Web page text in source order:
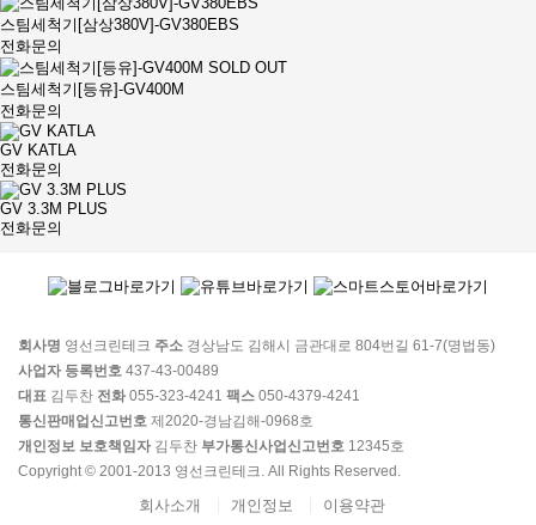
스팀세척기[삼상380V]-GV380EBS
전화문의
SOLD OUT
스팀세척기[등유]-GV400M
전화문의
GV KATLA
전화문의
GV 3.3M PLUS
전화문의
회사명 영선크린테크 주소 경상남도 김해시 금관대로 804번길 61-7(명법동)
사업자 등록번호 437-43-00489
대표 김두찬 전화 055-323-4241 팩스 050-4379-4241
통신판매업신고번호 제2020-경남김해-0968호
개인정보 보호책임자 김두찬 부가통신사업신고번호 12345호
Copyright © 2001-2013 영선크린테크. All Rights Reserved.
회사소개 개인정보 이용약관